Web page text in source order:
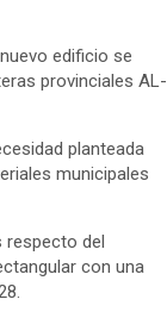
edificio se
provinciales AL-
planteada
municipales
respecto del
con una